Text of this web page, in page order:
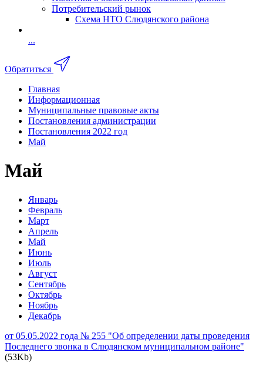
Потребительский рынок
Схема НТО Слюдянского района
...
Обратиться
Главная
Информационная
Муниципальные правовые акты
Постановления администрации
Постановления 2022 год
Май
Май
Январь
Февраль
Март
Апрель
Май
Июнь
Июль
Август
Сентябрь
Октябрь
Ноябрь
Декабрь
от 05.05.2022 года № 255 "Об определении даты проведения
Последнего звонка в Слюдянском муниципальном районе"
(53Kb)